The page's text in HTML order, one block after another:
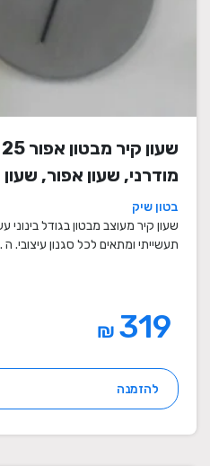
מודרני, שעון אפור,
מעוצב, שעון מיוחד,
שעון קיר
בטון שיק
שעון קיר מעוצב מבטון בגודל
תעשייתי ומתאים לכל סגנון עיצובי. ה
₪
להזמנה